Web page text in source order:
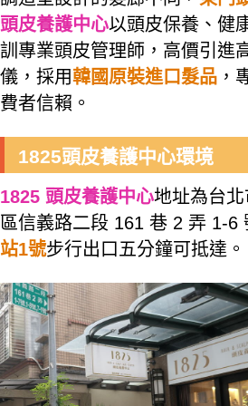
頭皮養護中心以頭皮保養、健
訓專業頭皮管理師，高價引進
儀，採用韓國原裝進口髮品 ，
費者信賴。
1825頭皮養護中心環境
1825 頭皮養護中心地址為台
區信義路二段 161 巷 2 弄 1-6
站1號步行出口五分鐘可抵達。